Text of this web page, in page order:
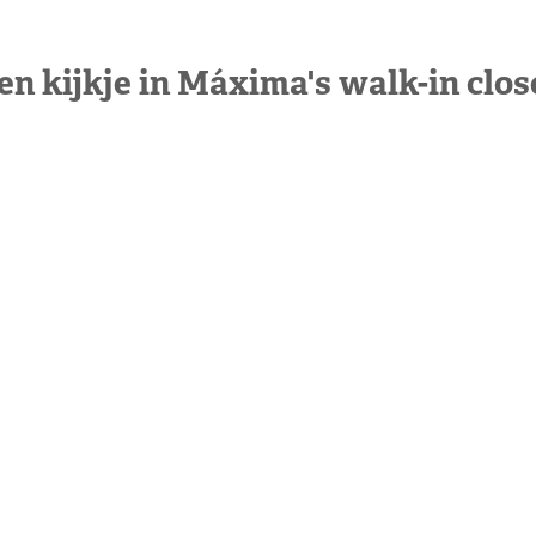
kijkje in Máxima's walk-in